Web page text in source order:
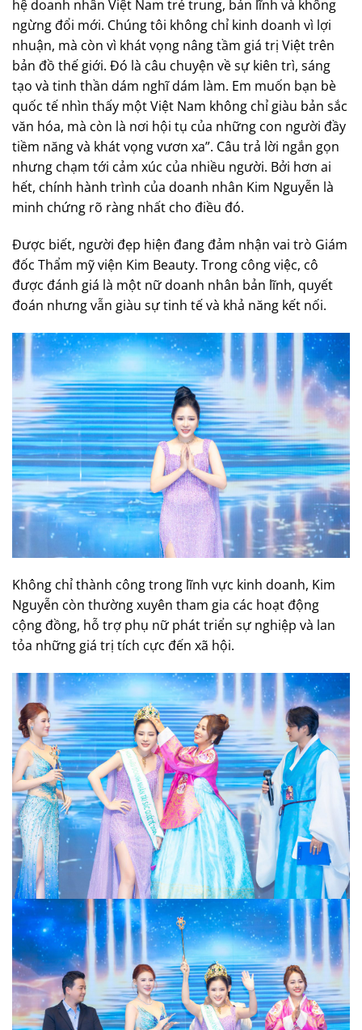
hệ doanh nhân Việt Nam trẻ trung, bản lĩnh và không
ngừng đổi mới. Chúng tôi không chỉ kinh doanh vì lợi
nhuận, mà còn vì khát vọng nâng tầm giá trị Việt trên
bản đồ thế giới. Đó là câu chuyện về sự kiên trì, sáng
tạo và tinh thần dám nghĩ dám làm. Em muốn bạn bè
quốc tế nhìn thấy một Việt Nam không chỉ giàu bản sắc
văn hóa, mà còn là nơi hội tụ của những con người đầy
tiềm năng và khát vọng vươn xa”. Câu trả lời ngắn gọn
nhưng chạm tới cảm xúc của nhiều người. Bởi hơn ai
hết, chính hành trình của doanh nhân Kim Nguyễn là
minh chứng rõ ràng nhất cho điều đó.
Được biết, người đẹp hiện đang đảm nhận vai trò Giám
đốc Thẩm mỹ viện Kim Beauty. Trong công việc, cô
được đánh giá là một nữ doanh nhân bản lĩnh, quyết
đoán nhưng vẫn giàu sự tinh tế và khả năng kết nối.
Không chỉ thành công trong lĩnh vực kinh doanh, Kim
Nguyễn còn thường xuyên tham gia các hoạt động
cộng đồng, hỗ trợ phụ nữ phát triển sự nghiệp và lan
tỏa những giá trị tích cực đến xã hội.